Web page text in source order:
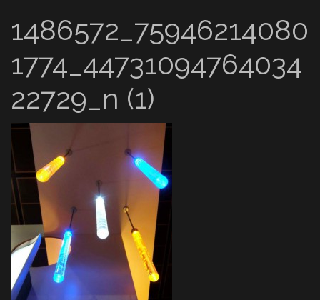
1486572_75946214080
1774_44731094764034
22729_n (1)